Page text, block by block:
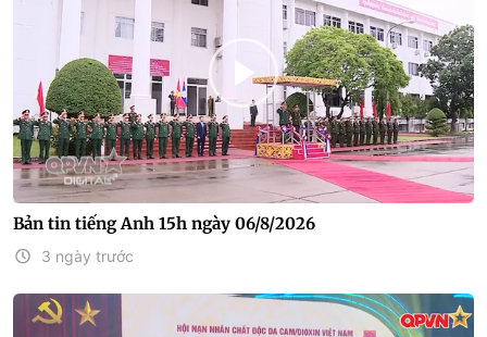
Bản tin tiếng Anh 15h ngày 06/8/2026
3 ngày trước